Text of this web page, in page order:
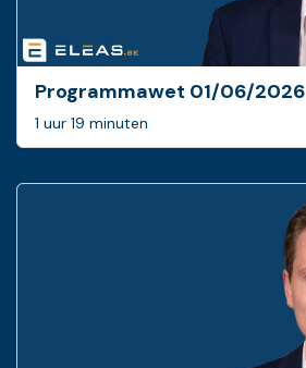
Programmawet 01/06/2026
1 uur 19 minuten